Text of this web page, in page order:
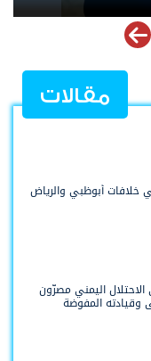
مقالات
خلافات أبوظبي والرياض
اليمني مصرّون
وقيادته المفوضة